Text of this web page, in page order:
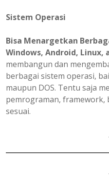
Sistem Operasi
Bisa Menargetkan
Windows, Android, Linux,
membangun dan
berbagai sistem operasi,
maupun DOS. Tentu saja
pemrograman, framework,
sesuai.
.
.